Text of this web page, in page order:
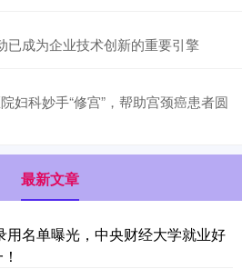
已成为企业技术创新的重要引擎
妇科妙手“修宫”，帮助宫颈癌患者圆
最新文章
用名单曝光，中央财经大学就业好